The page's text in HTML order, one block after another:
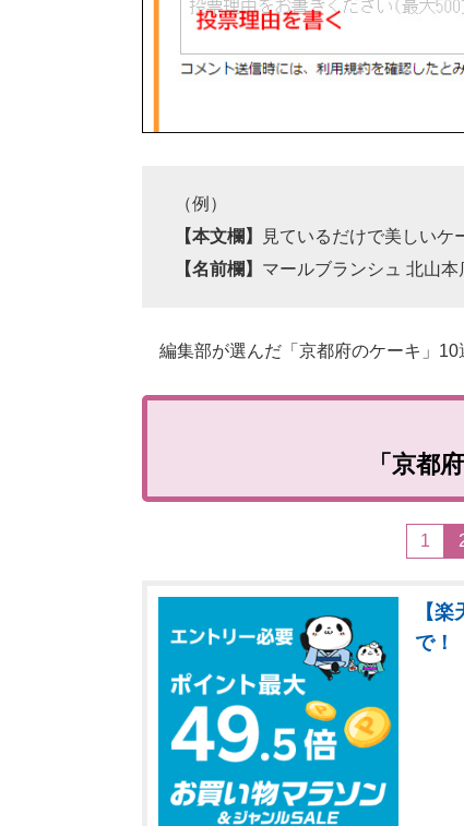
（例）
【本文欄】
見ているだけで美しいケ
【名前欄】 マールブランシュ 北山本
編集部が選んだ「京都府のケーキ」10
「京都
1
【
で！